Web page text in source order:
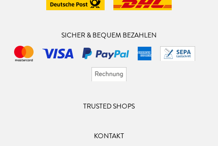
SICHER & BEQUEM BEZAHLEN
TRUSTED SHOPS
KONTAKT